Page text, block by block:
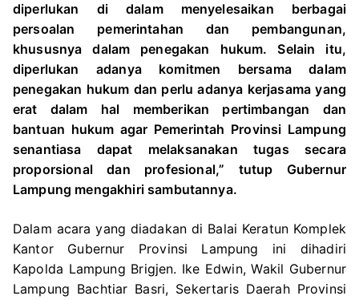
diperlukan di dalam menyelesaikan berbagai
persoalan pemerintahan dan pembangunan,
khususnya dalam penegakan hukum. Selain itu,
diperlukan adanya komitmen bersama dalam
penegakan hukum dan perlu adanya kerjasama yang
erat dalam hal memberikan pertimbangan dan
bantuan hukum agar Pemerintah Provinsi Lampung
senantiasa dapat melaksanakan tugas secara
proporsional dan profesional,” tutup Gubernur
Lampung mengakhiri sambutannya.
Dalam acara yang diadakan di Balai Keratun Komplek
Kantor Gubernur Provinsi Lampung ini dihadiri
Kapolda Lampung Brigjen. Ike Edwin, Wakil Gubernur
Lampung Bachtiar Basri, Sekertaris Daerah Provinsi